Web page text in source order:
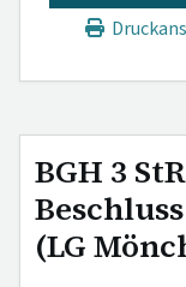
BGH 3
(LG